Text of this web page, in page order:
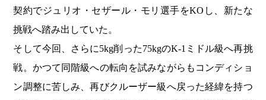
契約でジュリオ・セザール・モリ選手をKOし、新たな
挑戦へ踏み出していた。
そして今回、さらに5kg削った75kgのK-1ミドル級へ再挑
戦。かつて同階級への転向を試みながらもコンディショ
ン調整に苦しみ、再びクルーザー級へ戻った経緯を持つ